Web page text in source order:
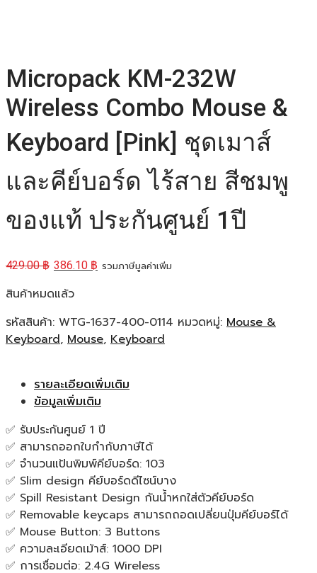
Micropack KM-232W
Wireless Combo Mouse &
Keyboard [Pink] ชุดเมาส์
และคีย์บอร์ด ไร้สาย สีชมพู
ของแท้ ประกันศูนย์ 1ปี
429.00฿ 386.10 ฿ รวมภาษีมูลค่าเพิ่ม
สินค้าหมดแล้ว
รหัสสินค้า: WTG-1637-400-0114 หมวดหมู่: Mouse &
Keyboard, Mouse, Keyboard
รายละเอียดเพิ่มเติม
ข้อมูลเพิ่มเติม
✅ รับประกันศูนย์ 1 ปี
✅ สามารถออกใบกำกับภาษีได้
✅ จำนวนแป้นพิมพ์คีย์บอร์ด: 103
✅ Slim design คีย์บอร์ดดีไซน์บาง
✅ Spill Resistant Design กันน้ำหกใส่ตัวคีย์บอร์ด
✅ Removable keycaps สามารถถอดเปลี่ยนปุ่มคีย์บอร์ได้
✅ Mouse Button: 3 Buttons
✅ ความละเอียดเม้าส์: 1000 DPI
✅ การเชื่อมต่อ: 2.4G Wireless